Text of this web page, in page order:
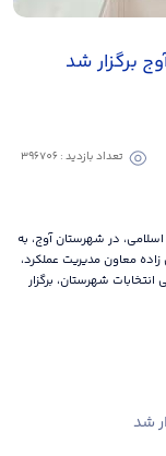
برگزار شد
تعداد بازدید : 396706
در شهرستان آوج، به
معاون مدیریت عملکرد،
شهرستان، برگزار
شد